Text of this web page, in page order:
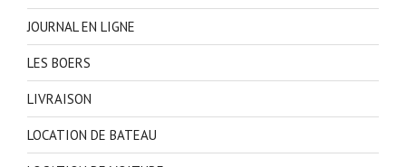
JOURNAL EN LIGNE
LES BOERS
LIVRAISON
LOCATION DE BATEAU